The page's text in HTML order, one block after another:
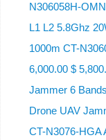
N306058H-
L1 L2 5.8Ghz
1000m CT-
6,000.00 $
Jammer 6
Drone UAV
CT-N3076-HGA